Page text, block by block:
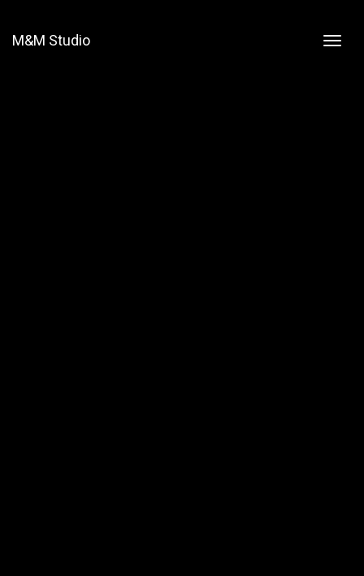
M&M Studio